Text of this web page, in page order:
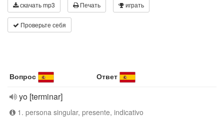
скачать mp3 Печать играть
Проверьте себя
Вопрос Ответ
yo [terminar]
1. persona singular, presente, indicativo